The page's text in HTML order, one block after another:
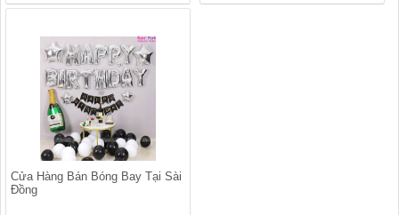
Cửa Hàng Bán Bóng Bay Tại Sài
Đồng